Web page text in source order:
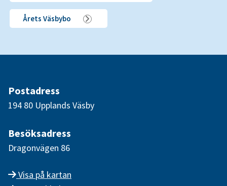
Årets Väsbybo
Postadress
194 80 Upplands Väsby
Besöksadress
Dragonvägen 86
Visa på kartan